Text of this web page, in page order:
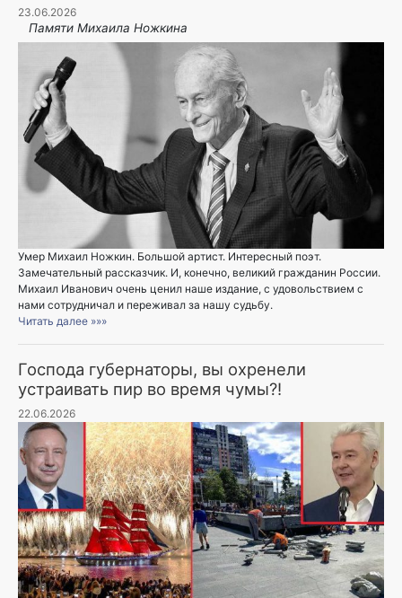
23.06.2026
Памяти Михаила Ножкина
Умер Михаил Ножкин. Большой артист. Интересный поэт.
Замечательный рассказчик. И, конечно, великий гражданин России.
Михаил Иванович очень ценил наше издание, с удовольствием с
нами сотрудничал и переживал за нашу судьбу.
Читать далее »»»
Господа губернаторы, вы охренели
устраивать пир во время чумы?!
22.06.2026